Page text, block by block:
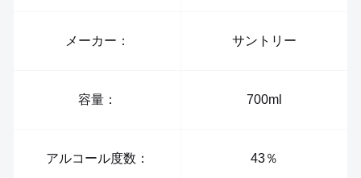
メーカー： サントリー
容量： 700ml
アルコール度数： 43％